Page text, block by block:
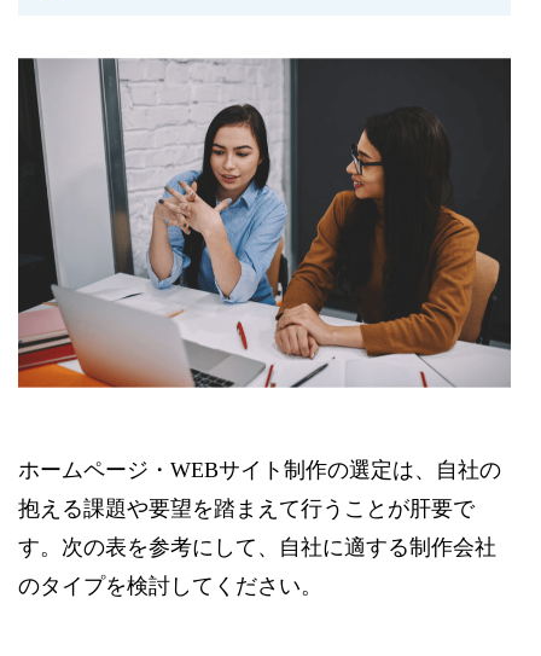
ホームページ・WEBサイト制作の選定は、自社の
抱える課題や要望を踏まえて行うことが肝要で
す。次の表を参考にして、自社に適する制作会社
のタイプを検討してください。